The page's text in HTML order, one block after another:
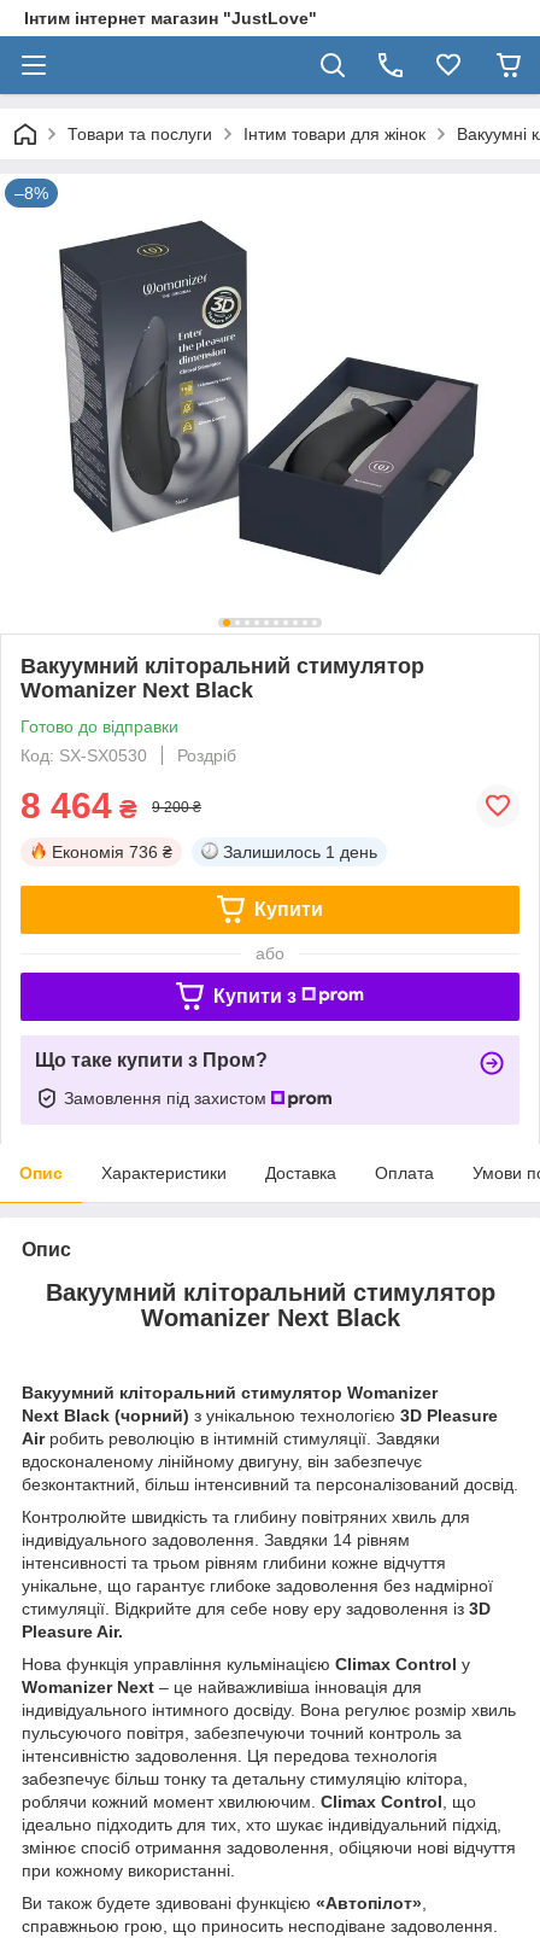
Інтим інтернет магазин "JustLove"
Товари та послуги Інтим товари для жінок Вакуумні
–8%
Вакуумний кліторальний стимулятор
Womanizer Next Black
Готово до відправки
Код: SX-SX0530
Роздріб
8 464 ₴ 9 200 ₴
Економія 736 ₴ Залишилось 1 день
Купити
або
Купити з
Що таке купити з Пром?
Замовлення під захистом
Опис Характеристики Доставка Оплата Умови
Опис
Вакуумний кліторальний стимулятор
Womanizer Next Black
Вакуумний кліторальний стимулятор Womanizer
Next Black (чорний) з унікальною технологією 3D Pleasure
Air робить революцію в інтимній стимуляції. Завдяки
вдосконаленому лінійному двигуну, він забезпечує
безконтактний, більш інтенсивний та персоналізований досвід.
Контролюйте швидкість та глибину повітряних хвиль для
індивідуального задоволення. Завдяки 14 рівням
інтенсивності та трьом рівням глибини кожне відчуття
унікальне, що гарантує глибоке задоволення без надмірної
стимуляції. Відкрийте для себе нову еру задоволення із 3D
Pleasure Air.
Нова функція управління кульмінацією Climax Control у
Womanizer Next – це найважливіша інновація для
індивідуального інтимного досвіду. Вона регулює розмір хвиль
пульсуючого повітря, забезпечуючи точний контроль за
інтенсивністю задоволення. Ця передова технологія
забезпечує більш тонку та детальну стимуляцію клітора,
роблячи кожний момент хвилюючим. Climax Control, що
ідеально підходить для тих, хто шукає індивідуальний підхід,
змінює спосіб отримання задоволення, обіцяючи нові відчуття
при кожному використанні.
Ви також будете здивовані функцією «Автопілот»,
справжньою грою, що приносить несподіване задоволення.